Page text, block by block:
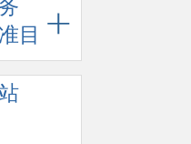
目